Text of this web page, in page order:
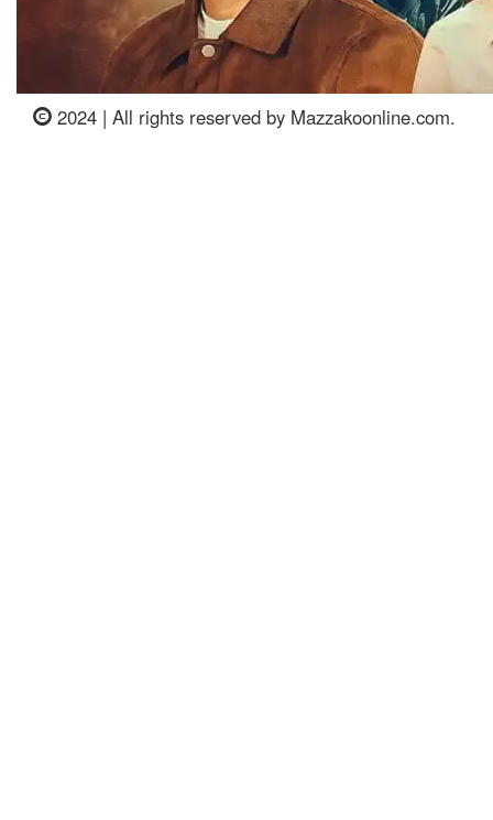
2024 | All rights reserved by Mazzakoonline.com.